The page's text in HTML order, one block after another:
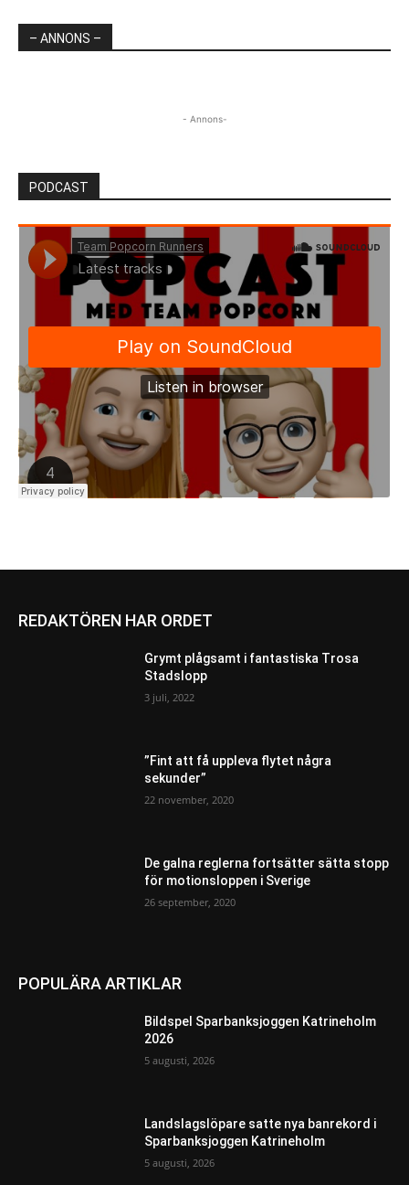
– ANNONS –
- Annons-
PODCAST
REDAKTÖREN HAR ORDET
Grymt plågsamt i fantastiska Trosa
Stadslopp
3 juli, 2022
”Fint att få uppleva flytet några
sekunder”
22 november, 2020
De galna reglerna fortsätter sätta stopp
för motionsloppen i Sverige
26 september, 2020
POPULÄRA ARTIKLAR
Bildspel Sparbanksjoggen Katrineholm
2026
5 augusti, 2026
Landslagslöpare satte nya banrekord i
Sparbanksjoggen Katrineholm
5 augusti, 2026